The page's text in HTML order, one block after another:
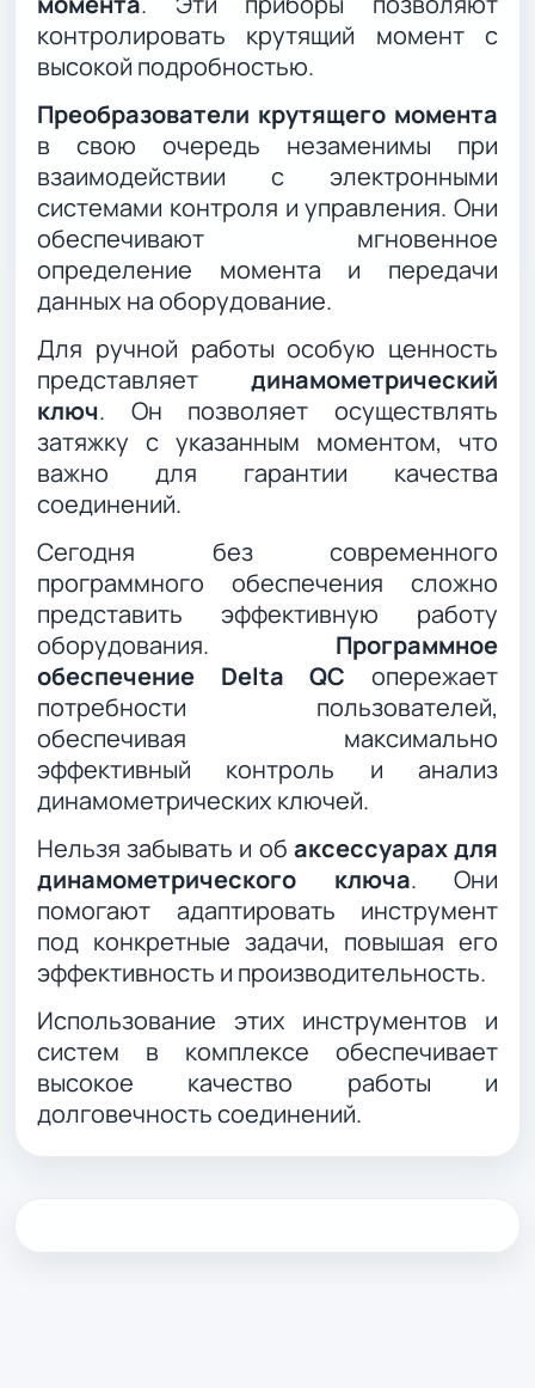
контролировать крутящий момент с
высокой подробностью.
Преобразователи крутящего момента
в свою очередь незаменимы при
взаимодействии с электронными
системами контроля и управления. Они
обеспечивают мгновенное
определение момента и передачи
данных на оборудование.
Для ручной работы особую ценность
представляет динамометрический
ключ. Он позволяет осуществлять
затяжку с указанным моментом, что
важно для гарантии качества
соединений.
Сегодня без современного
программного обеспечения сложно
представить эффективную работу
оборудования. Программное
обеспечение Delta QC опережает
потребности пользователей,
обеспечивая максимально
эффективный контроль и анализ
динамометрических ключей.
Нельзя забывать и об аксессуарах для
динамометрического ключа. Они
помогают адаптировать инструмент
под конкретные задачи, повышая его
эффективность и производительность.
Использование этих инструментов и
систем в комплексе обеспечивает
высокое качество работы и
долговечность соединений.